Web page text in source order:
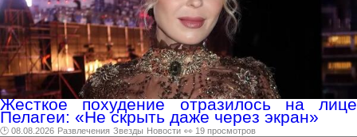
Жесткое похудение отразилось на лице
Пелагеи: «Не скрыть даже через экран»
🕑 08.08.2026 Развлечения Звезды Новости 👀 19 просмотров